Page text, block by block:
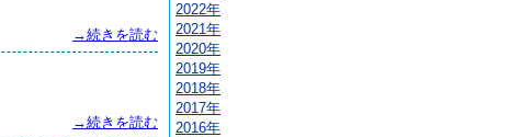
→続きを読む
→続きを読む
2022年
2021年
2020年
2019年
2018年
2017年
2016年